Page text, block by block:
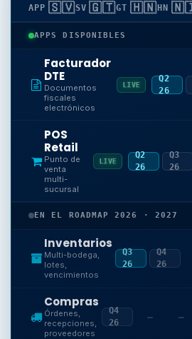
APP 🇸🇻SV 🇬🇹GT 🇭🇳 HN
APPS DISPONIBLES
Facturador
DTE
Documentos
fiscales
electrónicos
LIVE
Q2
26
POS
Retail
Punto de
venta
multi-
sucursal
LIVE
Q2
26
Q3
26
EN EL ROADMAP 2026 · 2027
Inventarios
Multi-bodega,
lotes,
vencimientos
Q3
26
Q4
26
Compras
Órdenes,
recepciones,
proveedores
Q4
26
— —